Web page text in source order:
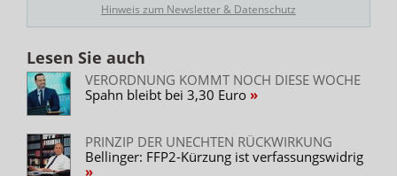
Hinweis zum Newsletter & Datenschutz
Lesen Sie auch
VERORDNUNG KOMMT NOCH DIESE WOCHE
Spahn bleibt bei 3,30 Euro
PRINZIP DER UNECHTEN RÜCKWIRKUNG
Bellinger: FFP2-Kürzung ist verfassungswidrig